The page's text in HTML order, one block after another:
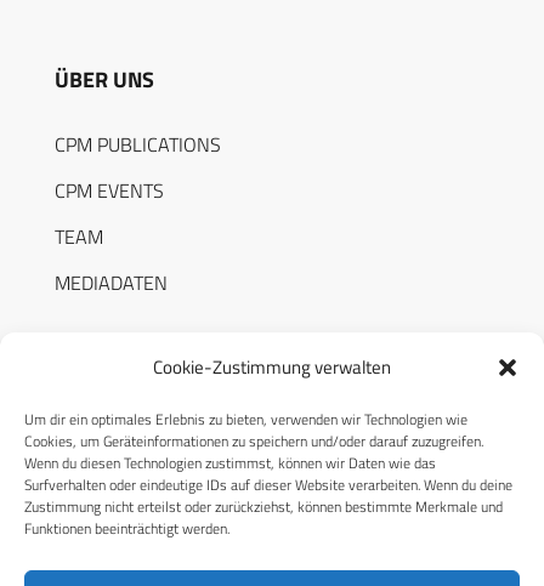
Cookie-Zustimmung verwalten
Um dir ein optimales Erlebnis zu bieten, verwenden wir Technologien wie
Cookies, um Geräteinformationen zu speichern und/oder darauf zuzugreifen.
Wenn du diesen Technologien zustimmst, können wir Daten wie das
Surfverhalten oder eindeutige IDs auf dieser Website verarbeiten. Wenn du deine
Zustimmung nicht erteilst oder zurückziehst, können bestimmte Merkmale und
Funktionen beeinträchtigt werden.
ÜBER UNS
CPM PUBLICATIONS
CPM EVENTS
TEAM
MEDIADATEN
RECHTLICHES
Datenschutzerklärung
Cookie-Richtlinie (EU)